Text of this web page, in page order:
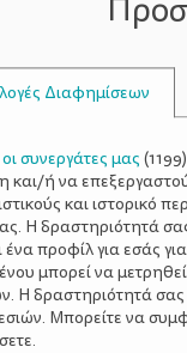
οι φιγούρες
που έσπασε).
Διαφημίσεων
οι συνεργάτες μας (1199
και/ή να
και ιστορικό
Η δραστηριότητά
ένα προφίλ για εσάς
μπορεί να
Η δραστηριότητά
Μπορείτε να